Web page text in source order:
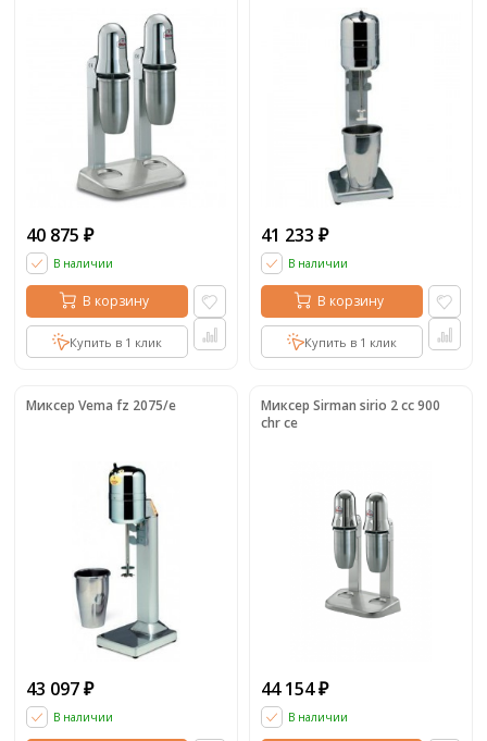
40 875 ₽
В наличии
В корзину
Купить в 1 клик
41 233 ₽
В наличии
В корзину
Купить в 1 клик
Миксер Vema fz 2075/e
43 097 ₽
В наличии
Миксер Sirman sirio 2 cc 900
chr ce
44 154 ₽
В наличии